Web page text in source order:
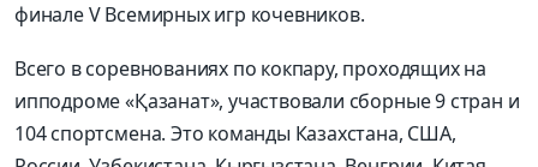
финале V Всемирных игр кочевников.
Всего в соревнованиях по кокпару, проходящих на
ипподроме «Қазанат», участвовали сборные 9 стран и
104 спортсмена. Это команды Казахстана, США,